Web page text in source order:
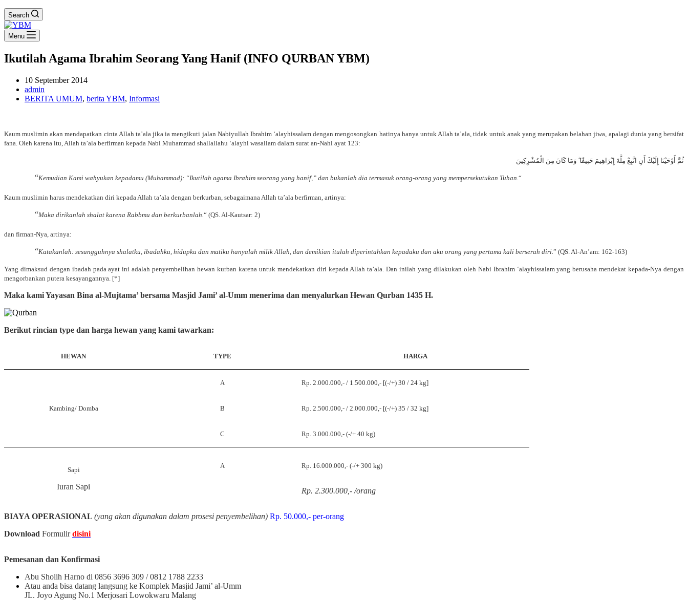
Search
Menu
Ikutilah Agama Ibrahim Seorang Yang Hanif (INFO QURBAN YBM)
10 September 2014
admin
BERITA UMUM, berita YBM, Informasi
Kaum muslimin akan mendapatkan cinta Allah ta’ala jika ia mengikuti jalan Nabiyullah Ibrahim ‘alayhissalamdengan mengosongkan hatinya hanya untuk Allahta’ala , tidak untuk anak yang merupakan belahan jiwa, apalagi dunia yang bersifat
fana. Oleh karena itu, Allah ta’ala berfirman kepada Nabi Muhammad shallallahu ‘alayhi wasallam dalam surat an-Nahl ayat 123:
ثُمَّ أَوْحَيْنَا إِلَيْكَ أَنِ اتَّبِعْ مِلَّةَ إِبْرَاهِيمَ حَنِيفًا ۖ وَمَا كَانَ مِنَ الْمُشْرِكِينَ
“Kemudian Kami wahyukan kepadamu (Muhammad): “Ikutilah agama Ibrahim seorang yang hanif,” dan bukanlah dia termasuk orang-orang yang mempersekutukan Tuhan. “
Kaum muslimin harus mendekatkan diri kepada Allah ta’ala dengan berkurban, sebagaimana Allah ta’ala berfirman, artinya:
“Maka dirikanlah shalat karena Rabbmu dan berkurbanlah. “ (QS. Al-Kautsar: 2)
dan firman-Nya, artinya:
“Katakanlah: sesungguhnya shalatku, ibadahku, hidupku dan matiku hanyalah milik Allah, dan demikian itulah diperintahkan kepadaku dan aku orang yang pertama kali berserah diri. ” (QS. Al-An’am: 162-163)
Yang dimaksud dengan ibadah pada ayat ini adalah penyembelihan hewan kurban karena untuk mendekatkan diri kepada Allahta’ala . Dan inilah yang dilakukan oleh Nabi Ibrahim ‘alayhissalamyang berusaha mendekat kepada-Nya dengan
mengorbankan putera kesayangannya. [*]
Maka kami Yayasan Bina al-Mujtama’ bersama Masjid Jami’ al-Umm menerima dan menyalurkan Hewan Qurban 1435 H.
Berikut rincian type dan harga hewan yang kami tawarkan:
HEWAN TYPE HARGA
Kambing/ Domba
A Rp. 2.000.000,- / 1.500.000,- [(-/+) 30 / 24 kg]
B Rp. 2.500.000,- / 2.000.000,- [(-/+) 35 / 32 kg]
C Rp. 3.000.000,- (-/+ 40 kg)
Sapi
Iuran Sapi
A Rp. 16.000.000,- (-/+ 300 kg)
Rp. 2.300.000,- /orang
BIAYA OPERASIONAL (yang akan digunakan dalam prosesi penyembelihan) Rp. 50.000,- per-orang
Download Formulirdisini
Pemesanan dan Konfirmasi
Abu Sholih Harno di 0856 3696 309 / 0812 1788 2233
Atau anda bisa datang langsung ke Komplek Masjid Jami’ al-Umm
JL. Joyo Agung No.1 Merjosari Lowokwaru Malang